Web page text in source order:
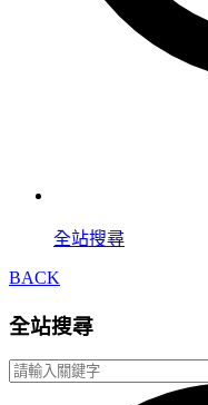
全站搜尋
BACK
全站搜尋